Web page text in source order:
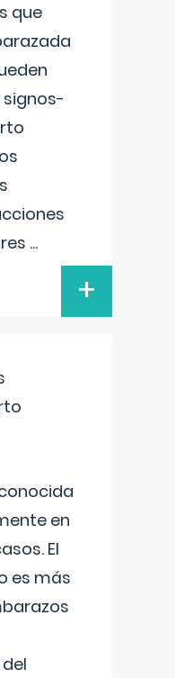
que
...
+
en
El
es más